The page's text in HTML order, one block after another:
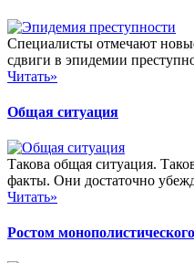
Специалисты отмечают
сдвиги в эпидемии
Читать»
Общая ситуация
Такова общая ситуация.
факты. Они достаточно
Читать»
Ростом